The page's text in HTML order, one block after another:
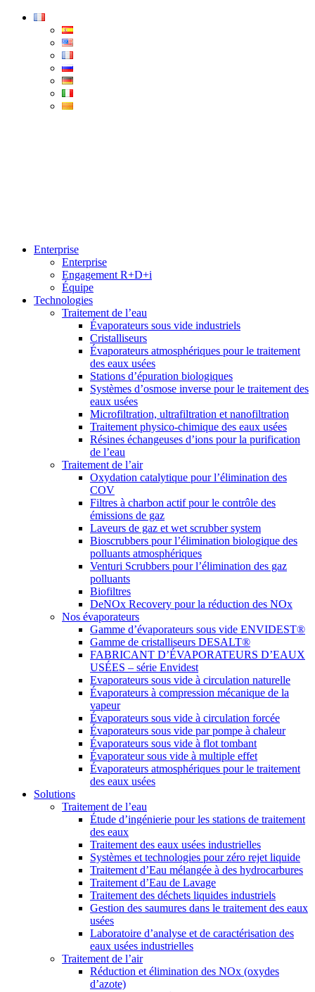
Condorchem
Enterprise
Enterprise
Engagement R+D+i
Équipe
Technologies
Traitement de l’eau
Évaporateurs sous vide industriels
Cristalliseurs
Évaporateurs atmosphériques pour le traitement
des eaux usées
Stations d’épuration biologiques
Systèmes d’osmose inverse pour le traitement des
eaux usées
Microfiltration, ultrafiltration et nanofiltration
Traitement physico-chimique des eaux usées
Résines échangeuses d’ions pour la purification
de l’eau
Traitement de l’air
Oxydation catalytique pour l’élimination des
COV
Filtres à charbon actif pour le contrôle des
émissions de gaz
Laveurs de gaz et wet scrubber system
Bioscrubbers pour l’élimination biologique des
polluants atmosphériques
Venturi Scrubbers pour l’élimination des gaz
polluants
Biofiltres
DeNOx Recovery pour la réduction des NOx
Nos évaporateurs
Gamme d’évaporateurs sous vide ENVIDEST®
Gamme de cristalliseurs DESALT®
FABRICANT D’ÉVAPORATEURS D’EAUX
USÉES – série Envidest
Evaporateurs sous vide à circulation naturelle
Évaporateurs à compression mécanique de la
vapeur
Évaporateurs sous vide à circulation forcée
Évaporateurs sous vide par pompe à chaleur
Évaporateurs sous vide à flot tombant
Évaporateur sous vide à multiple effet
Évaporateurs atmosphériques pour le traitement
des eaux usées
Solutions
Traitement de l’eau
Étude d’ingénierie pour les stations de traitement
des eaux
Traitement des eaux usées industrielles
Systèmes et technologies pour zéro rejet liquide
Traitement d’Eau mélangée à des hydrocarbures
Traitement d’Eau de Lavage
Traitement des déchets liquides industriels
Gestion des saumures dans le traitement des eaux
usées
Laboratoire d’analyse et de caractérisation des
eaux usées industrielles
Traitement de l’air
Réduction et élimination des NOx (oxydes
d’azote)